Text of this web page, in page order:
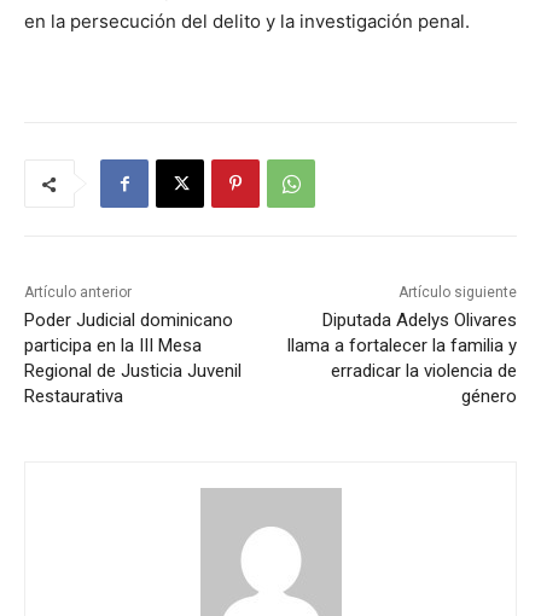
en la persecución del delito y la investigación penal.
Artículo anterior
Poder Judicial dominicano
participa en la III Mesa
Regional de Justicia Juvenil
Restaurativa
Artículo siguiente
Diputada Adelys Olivares
llama a fortalecer la familia y
erradicar la violencia de
género